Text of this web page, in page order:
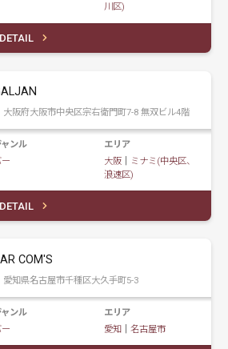
川区)
DETAIL
大阪府大阪市中央区宗右衛門町7-8 無双ビル4階
ャンル
エリア
大阪｜
ミナミ(中央区、
浪速区)
DETAIL
COM'S
愛知県名古屋市千種区大久手町5-3
ャンル
エリア
愛知｜ 名古屋市